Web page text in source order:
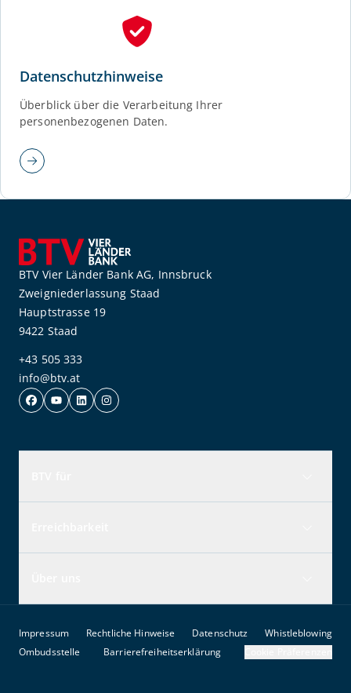
Datenschutzhinweise
Überblick über die Verarbeitung Ihrer
personenbezogenen Daten.
BTV Vier Länder Bank AG, Innsbruck
Zweigniederlassung Staad
Hauptstrasse 19
9422 Staad
+43 505 333
info@btv.at
Impressum Rechtliche Hinweise Datenschutz
Whistleblowing
Ombudsstelle
Barrierefreiheitserklärung